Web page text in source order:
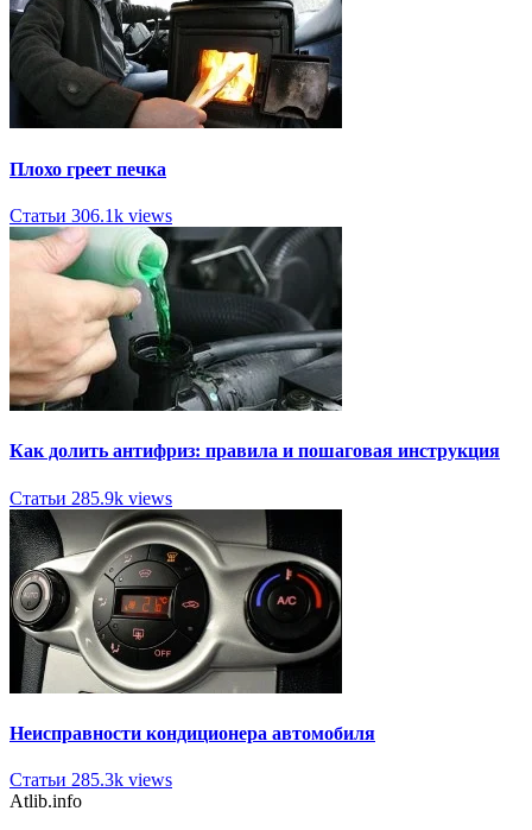
Плохо греет печка
Статьи 306.1k views
Как долить антифриз: правила и пошаговая инструкция
Статьи 285.9k views
Неисправности кондиционера автомобиля
Статьи 285.3k views
Atlib.info